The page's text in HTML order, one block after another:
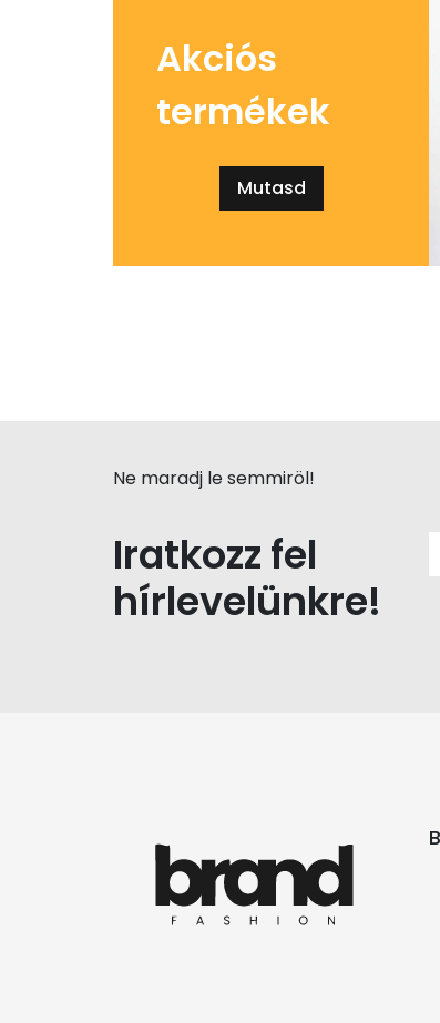
Akciós
termékek
Mutasd
Ne maradj le semmiröl!
Iratkozz fel
hírlevelünkre!